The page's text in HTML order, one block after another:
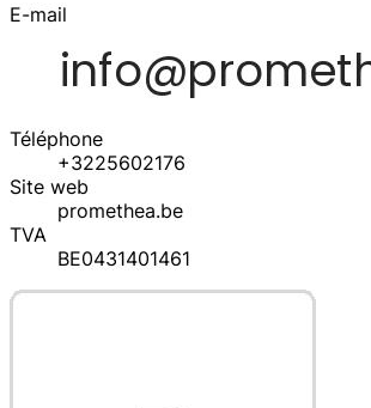
E-mail
Téléphone
+3225602176
Site web
promethea.be
TVA
BE0431401461